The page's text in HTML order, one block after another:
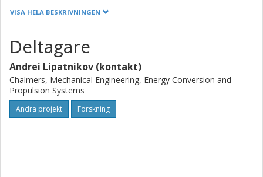
och högeffektiva förbränningsmotorer behöver fordons-
simuleringsprogram skall kunna bli ett värdefullt verktyg
inom FoU behövs inte bara en effektiv beräkningsmjukvara
utan även djup förståelse för fysikaliska mekanismer som
styr förbränningshastighet och utsläpp.För att uppnå detta
föreslås detta projekt som syftar till att utveckla en
prediktiv och effektiv modell för CFD-forskning om
VISA HELA BESKRIVNINGEN
Deltagare
Andrei Lipatnikov (kontakt)
Chalmers, Mechanical Engineering, Energy Conversion and
Propulsion Systems
Andra projekt Forskning